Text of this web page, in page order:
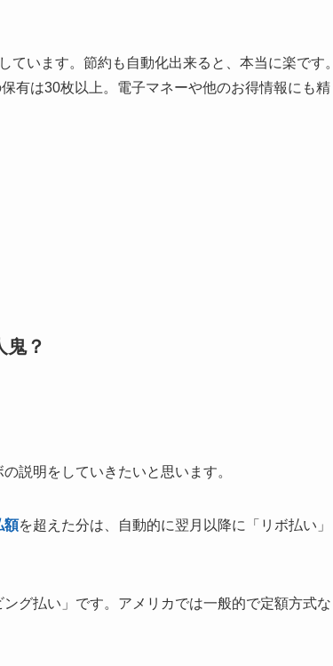
います。節約も自動化出来ると、本当に楽です。
有は30枚以上。電子マネーや他のお得情報にも精
？
説明をしていきたいと思います。
額を超えた分は、自動的に翌月以降に「リボ払い」
グ払い」です。アメリカでは一般的で定額方式な